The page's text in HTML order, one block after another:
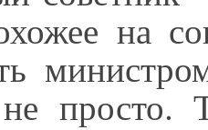
на
просто.